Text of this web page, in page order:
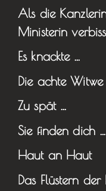
Als die
Ministerin verbiss
Es knackte …
Die achte Witwe
Zu spät …
Sie finden dich …
Haut an Haut
Das Flüstern der